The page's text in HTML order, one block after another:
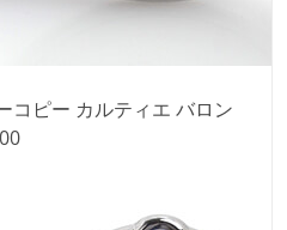
コピー カルティエ バロン